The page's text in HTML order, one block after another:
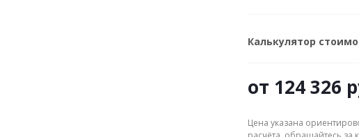
Калькулятор
от 124 326
Цена указана